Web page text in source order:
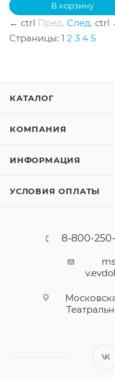
В корзину
← ctrl Пред. След. ctrl
Страницы: 1 2 3 4 5
КАТАЛОГ
КОМПАНИЯ
ИНФОРМАЦИЯ
УСЛОВИЯ ОПЛАТЫ
8-800-